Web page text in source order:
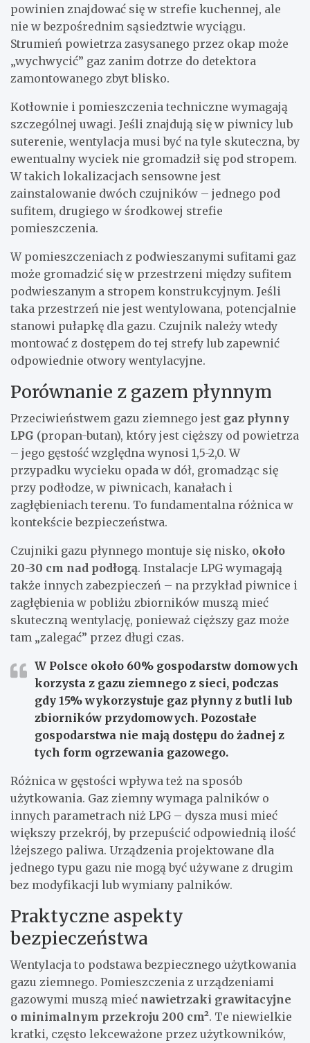
powinien znajdować się w strefie kuchennej, ale
nie w bezpośrednim sąsiedztwie wyciągu.
Strumień powietrza zasysanego przez okap może
„wychwycić” gaz zanim dotrze do detektora
zamontowanego zbyt blisko.
Kotłownie i pomieszczenia techniczne wymagają
szczególnej uwagi. Jeśli znajdują się w piwnicy lub
suterenie, wentylacja musi być na tyle skuteczna, by
ewentualny wyciek nie gromadził się pod stropem.
W takich lokalizacjach sensowne jest
zainstalowanie dwóch czujników – jednego pod
sufitem, drugiego w środkowej strefie
pomieszczenia.
W pomieszczeniach z podwieszanymi sufitami gaz
może gromadzić się w przestrzeni między sufitem
podwieszanym a stropem konstrukcyjnym. Jeśli
taka przestrzeń nie jest wentylowana, potencjalnie
stanowi pułapkę dla gazu. Czujnik należy wtedy
montować z dostępem do tej strefy lub zapewnić
odpowiednie otwory wentylacyjne.
Porównanie z gazem płynnym
Przeciwieństwem gazu ziemnego jest gaz płynny
LPG (propan-butan), który jest cięższy od powietrza
– jego gęstość względna wynosi 1,5-2,0. W
przypadku wycieku opada w dół, gromadząc się
przy podłodze, w piwnicach, kanałach i
zagłębieniach terenu. To fundamentalna różnica w
kontekście bezpieczeństwa.
Czujniki gazu płynnego montuje się nisko, około
20-30 cm nad podłogą. Instalacje LPG wymagają
także innych zabezpieczeń – na przykład piwnice i
zagłębienia w pobliżu zbiorników muszą mieć
skuteczną wentylację, ponieważ cięższy gaz może
tam „zalegać” przez długi czas.
W Polsce około 60% gospodarstw domowych
korzysta z gazu ziemnego z sieci, podczas
gdy 15% wykorzystuje gaz płynny z butli lub
zbiorników przydomowych. Pozostałe
gospodarstwa nie mają dostępu do żadnej z
tych form ogrzewania gazowego.
Różnica w gęstości wpływa też na sposób
użytkowania. Gaz ziemny wymaga palników o
innych parametrach niż LPG – dysza musi mieć
większy przekrój, by przepuścić odpowiednią ilość
lżejszego paliwa. Urządzenia projektowane dla
jednego typu gazu nie mogą być używane z drugim
bez modyfikacji lub wymiany palników.
Praktyczne aspekty
bezpieczeństwa
Wentylacja to podstawa bezpiecznego użytkowania
gazu ziemnego. Pomieszczenia z urządzeniami
gazowymi muszą mieć nawietrzaki grawitacyjne
o minimalnym przekroju 200 cm². Te niewielkie
kratki, często lekceważone przez użytkowników,